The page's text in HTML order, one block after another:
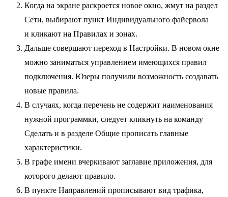
Когда на экране раскроется новое окно, жмут на раздел
Сети, выбирают пункт Индивидуального файервола
и кликают на Правилах и зонах.
Дальше совершают переход в Настройки. В новом окне
можно заниматься управлением имеющихся правил
подключения. Юзеры получили возможность создавать
новые правила.
В случаях, когда перечень не содержит наименования
нужной программки, следует кликнуть на команду
Сделать и в разделе Общие прописать главные
характеристики.
В графе имени вчеркивают заглавие приложения, для
которого делают правило.
В пункте Направлений прописывают вид трафика,